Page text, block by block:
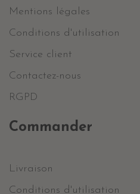
Mentions légales
Conditions d'utilisation
Service client
Contactez-nous
RGPD
Commander
Livraison
Conditions d'utilisation